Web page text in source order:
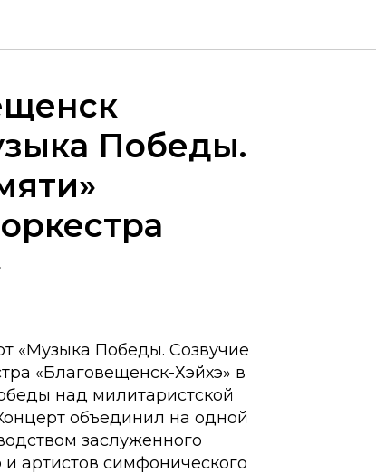
Победы.
«Музыка Победы. Созвучие
«Благовещенск-Хэйхэ» в
над милитаристской
объединил на одной
заслуженного
артистов симфонического